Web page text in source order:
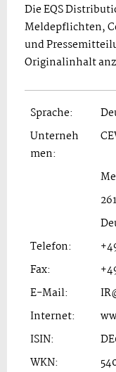
Die EQS
Meldepflichten,
und
Originalinhalt
Sprache:
Unterneh
men:
Telefon:
Fax:
E-Mail:
Internet:
ISIN:
WKN: